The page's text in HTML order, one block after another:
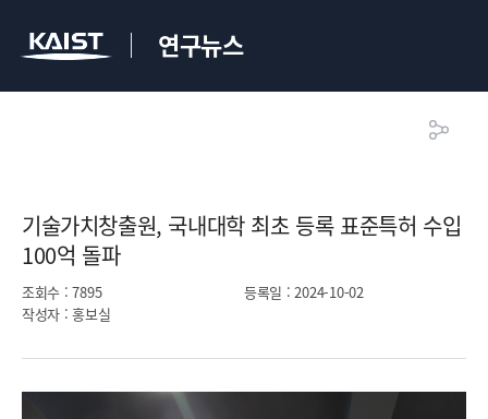
연구뉴스
기술가치창출원, 국내대학 최초 등록 표준특허 수입
100억 돌파​
조회수 : 7895 등록일 : 2024-10-02
작성자 : 홍보실